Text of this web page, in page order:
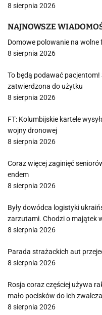
8 sierpnia 2026
NAJNOWSZE
Domowe polowanie na wolne
8 sierpnia 2026
To będą podawać
zatwierdzona do użytku
8 sierpnia 2026
FT: Kolumbijskie kartele
wojny dronowej
8 sierpnia 2026
Coraz więcej zaginięć
endem
8 sierpnia 2026
Były dowódca logistyki
zarzutami. Chodzi o majątek
8 sierpnia 2026
Parada strażackich aut
8 sierpnia 2026
Rosja coraz częściej używa
mało pocisków do ich
8 sierpnia 2026